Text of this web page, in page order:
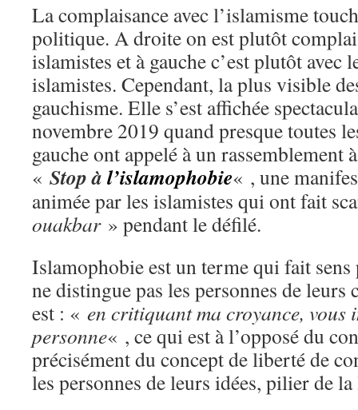
La complaisance avec l’islamisme
politique. A droite on est plutôt
islamistes et à gauche c’est plutôt avec
islamistes. Cependant, la plus visible
gauchisme. Elle s’est affichée
novembre 2019 quand presque toutes
gauche ont appelé à un rassemblement
« Stop àl’islamophobie« , une
animée par les islamistes qui ont fait
ouakbar» pendant le défilé.
Islamophobie est un terme qui fait
ne distingue pas les personnes de leurs
est : « en critiquant ma croyance, vous
personne« , ce qui est à l’opposé du
précisément du concept de liberté de
les personnes de leurs idées, pilier de